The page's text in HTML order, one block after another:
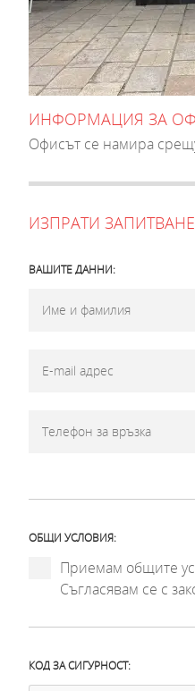
ИНФОРМАЦИЯ ЗА
Офисът се намира
ИЗПРАТИ ЗАПИТВАНЕ
ВАШИТЕ ДАННИ:
ОБЩИ УСЛОВИЯ:
Приемам общите
Съгласявам се с
КОД ЗА СИГУРНОСТ: